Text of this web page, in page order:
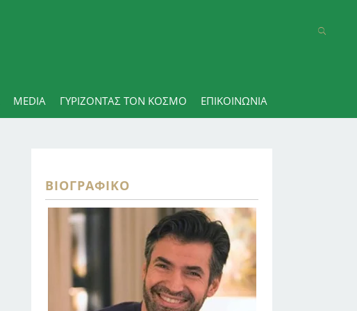
MEDIA ΓΥΡΊΖΟΝΤΑΣ ΤΟΝ ΚΌΣΜΟ ΕΠΙΚΟΙΝΩΝΊΑ
ΒΙΟΓΡΑΦΙΚΌ